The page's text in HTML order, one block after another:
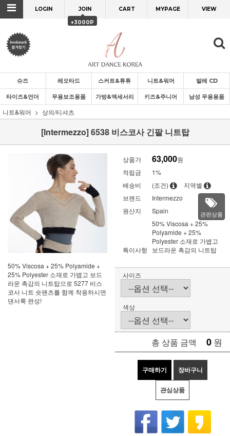
LOGIN JOIN
+3000P
CART MYPAGE VIEW
슈즈 레오타드 스커트&튜튜 니트&워머 발레 CD
타이즈&언더 무용보조용품 가방&액세서리 키즈&주니어 남성 무용용품
니트&워머 상의/티셔츠
[Intermezzo] 6538 비스코사 긴팔 니트탑
50% Viscosa + 25% Polyamide +
25% Polyester 소재로 가볍고 보드
라운 촉감의 니트탑으로 5277 비스
코사 니트 숏팬츠를 함께 착용하시면
댄서룩 완성!
상품가 63,000원
적립금
1%
배송비
(조건)
지역별
브랜드
Intermezzo
원산지
Spain
특이사항
50% Viscosa + 25%
Polyamide + 25%
Polyester 소재로 가볍고
보드라운 촉감의 니트탑
관련상품
사이즈
색상
총 상품 금액 0 원
구매하기 장바구니
관심상품